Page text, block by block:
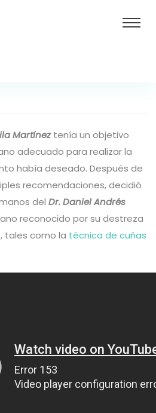
Martínez tenía un objetivo
adecuado para realizar la
había deseado. Después de
recomendaciones, decidió
del Dr. Daniel Andrés
reconocido por su destreza
tales como la técnica de cuñas